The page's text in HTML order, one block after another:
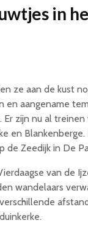
in
ze aan de kust
en aangename
Er zijn nu al
en Blankenberge.
de Zeedijk in De
van de
wandelaars